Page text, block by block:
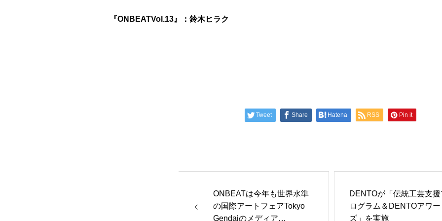
『ONBEATVol.13』：鈴木ヒラク
Tweet Share Hatena RSS Pin it
ONBEATは今年も世界水準
の国際アートフェアTokyo
Gendaiのメディア…
DENTOが「伝統工芸支援
ログラム＆DENTOアワー
ズ」を実施